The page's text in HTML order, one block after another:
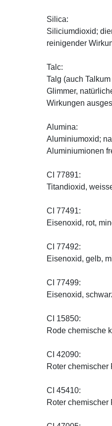
Silica:
Siliciumdioxid;
reinigender
Talc:
Talg (auch
Glimmer,
Wirkungen
Alumina:
Aluminiumoxid;
Aluminiumionen
CI 77891:
Titandioxid,
CI 77491:
Eisenoxid, rot,
CI 77492:
Eisenoxid, gelb,
CI 77499:
Eisenoxid,
CI 15850:
Rode chemische
CI 42090:
Roter chemischer
CI 45410:
Roter chemischer